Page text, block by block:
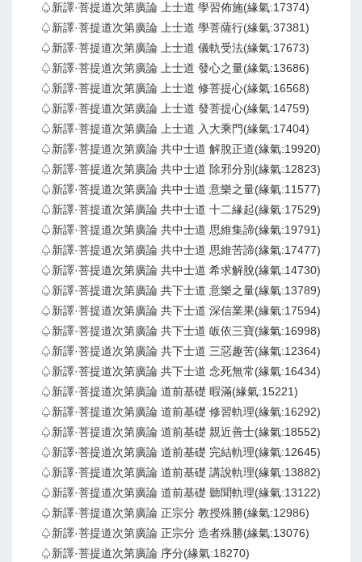
♤新譯·菩提道次第廣論 上士道 學習佈施(緣氣:17374)
♤新譯·菩提道次第廣論 上士道 學菩薩行(緣氣:37381)
♤新譯·菩提道次第廣論 上士道 儀軌受法(緣氣:17673)
♤新譯·菩提道次第廣論 上士道 發心之量(緣氣:13686)
♤新譯·菩提道次第廣論 上士道 修菩提心(緣氣:16568)
♤新譯·菩提道次第廣論 上士道 發菩提心(緣氣:14759)
♤新譯·菩提道次第廣論 上士道 入大乘門(緣氣:17404)
♤新譯·菩提道次第廣論 共中士道 解脫正道(緣氣:19920)
♤新譯·菩提道次第廣論 共中士道 除邪分別(緣氣:12823)
♤新譯·菩提道次第廣論 共中士道 意樂之量(緣氣:11577)
♤新譯·菩提道次第廣論 共中士道 十二緣起(緣氣:17529)
♤新譯·菩提道次第廣論 共中士道 思維集諦(緣氣:19791)
♤新譯·菩提道次第廣論 共中士道 思維苦諦(緣氣:17477)
♤新譯·菩提道次第廣論 共中士道 希求解脫(緣氣:14730)
♤新譯·菩提道次第廣論 共下士道 意樂之量(緣氣:13789)
♤新譯·菩提道次第廣論 共下士道 深信業果(緣氣:17594)
♤新譯·菩提道次第廣論 共下士道 皈依三寶(緣氣:16998)
♤新譯·菩提道次第廣論 共下士道 三惡趣苦(緣氣:12364)
♤新譯·菩提道次第廣論 共下士道 念死無常(緣氣:16434)
♤新譯·菩提道次第廣論 道前基礎 暇滿(緣氣:15221)
♤新譯·菩提道次第廣論 道前基礎 修習軌理(緣氣:16292)
♤新譯·菩提道次第廣論 道前基礎 親近善士(緣氣:18552)
♤新譯·菩提道次第廣論 道前基礎 完結軌理(緣氣:12645)
♤新譯·菩提道次第廣論 道前基礎 講說軌理(緣氣:13882)
♤新譯·菩提道次第廣論 道前基礎 聽聞軌理(緣氣:13122)
♤新譯·菩提道次第廣論 正宗分 教授殊勝(緣氣:12986)
♤新譯·菩提道次第廣論 正宗分 造者殊勝(緣氣:13076)
♤新譯·菩提道次第廣論 序分(緣氣:18270)